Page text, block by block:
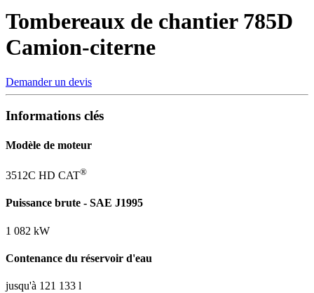
Tombereaux de chantier 785D
Camion-citerne
Demander un devis
Informations clés
Modèle de moteur
3512C HD CAT®
Puissance brute - SAE J1995
1 082 kW
Contenance du réservoir d'eau
jusqu'à 121 133 l